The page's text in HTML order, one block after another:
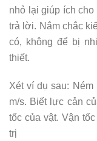
nhỏ lại giúp ích
trả lời. Nắm chắc
có, không để bị
thiết.
Xét ví dụ sau:
m/s. Biết lực cản
tốc của vật. Vận
trị